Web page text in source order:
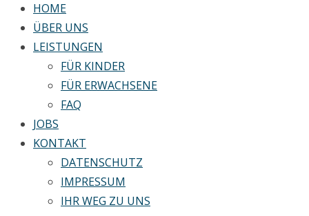
HOME
ÜBER UNS
LEISTUNGEN
FÜR KINDER
FÜR ERWACHSENE
FAQ
JOBS
KONTAKT
DATENSCHUTZ
IMPRESSUM
IHR WEG ZU UNS